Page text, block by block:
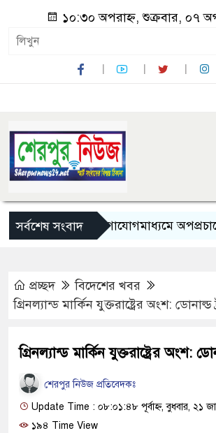
১০:৩০ অপরাহ্ন, শুক্রবার, ০৭
সর্বশেষ সংবাদ
সামাজিক যোগাযোগমাধ্যমে অপপ্রচারের
প্রচ্ছদ
বিদেশের খবর
গ্রিনল্যান্ড মার্কিন যুক্তরাষ্ট্রের অংশ: ডোনাল্ড
গ্রিনল্যান্ড মার্কিন যুক্তরাষ্ট্রের অংশ:
শেরপুর নিউজ প্রতিবেদকঃ
Update Time : ০৮:০১:৪৮ পূর্বাহ্ন, বুধবার, ২১
১৯৪ Time View